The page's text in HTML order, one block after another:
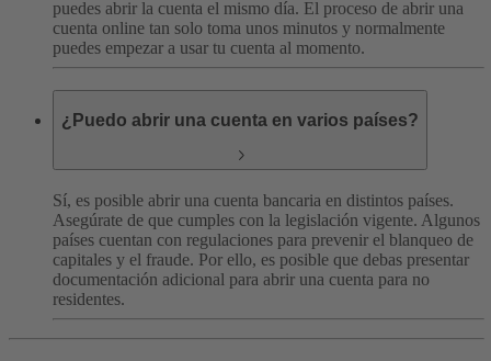
puedes abrir la cuenta el mismo día. El proceso de abrir una
cuenta online tan solo toma unos minutos y normalmente
puedes empezar a usar tu cuenta al momento.
¿Puedo abrir una cuenta en varios países?
Sí, es posible abrir una cuenta bancaria en distintos países.
Asegúrate de que cumples con la legislación vigente. Algunos
países cuentan con regulaciones para prevenir el blanqueo de
capitales y el fraude. Por ello, es posible que debas presentar
documentación adicional para abrir una cuenta para no
residentes.